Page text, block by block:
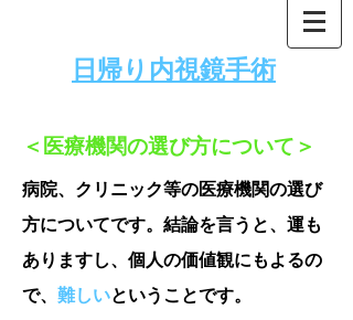
​日帰り内視鏡手術
＜医療機関の選び方について＞
​病院、クリニック等の医療機関の選び
方についてです。結論を言うと、運も
ありますし、個人の価値観にもよるの
で、 難しいということです。